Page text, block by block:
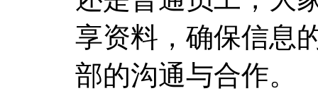
享资料，确保信息
部的沟通与合作。